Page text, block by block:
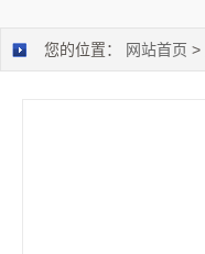
您的位置： 网站首页 >